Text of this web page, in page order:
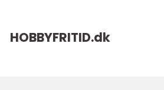
HOBBYFRITID.dk